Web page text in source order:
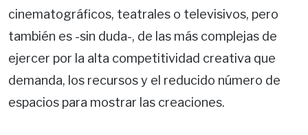
cinematográficos, teatrales o televisivos, pero
también es -sin duda-, de las más complejas de
ejercer por la alta competitividad creativa que
demanda, los recursos y el reducido número de
espacios para mostrar las creaciones.